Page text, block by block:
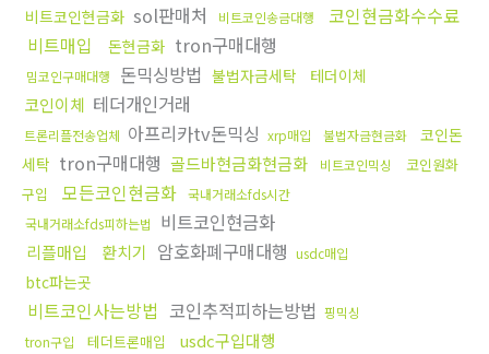
비트코인현금화 sol판매처 비트코인송금대행
코인현금화수수료
비트매입
돈현금화 tron구매대행
밈코인구매대행 돈믹싱방법 불법자금세탁 테더이체
코인이체 테더개인거래
트론리플전송업체 아프리카tv돈믹싱 xrp매입 불법자금현금화
코인돈
세탁 tron구매대행 골드바현금화현금화 비트코인믹싱
코인원화
구입
모든코인현금화 국내거래소fds시간
국내거래소fds피하는법
비트코인현금화
리플매입 환치기 암호화폐구매대행 usdc매입
btc파는곳
비트코인사는방법 코인추적피하는방법 핑믹싱
tron구입
테더트론매입 usdc구입대행